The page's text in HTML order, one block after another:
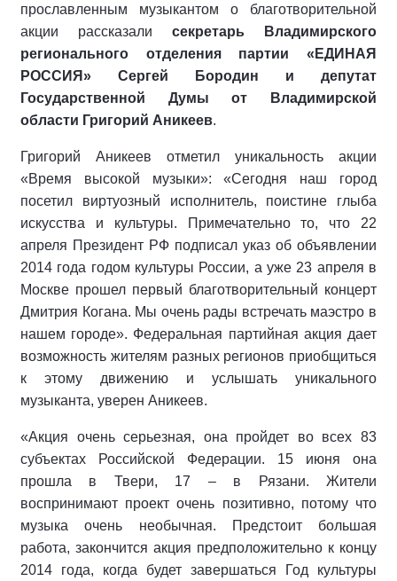
прославленным музыкантом о благотворительной
акции рассказали секретарь Владимирского
регионального отделения партии «ЕДИНАЯ
РОССИЯ» Сергей Бородин и депутат
Государственной Думы от Владимирской
области Григорий Аникеев.
Григорий Аникеев отметил уникальность акции
«Время высокой музыки»: «Сегодня наш город
посетил виртуозный исполнитель, поистине глыба
искусства и культуры. Примечательно то, что 22
апреля Президент РФ подписал указ об объявлении
2014 года годом культуры России, а уже 23 апреля в
Москве прошел первый благотворительный концерт
Дмитрия Когана. Мы очень рады встречать маэстро в
нашем городе». Федеральная партийная акция дает
возможность жителям разных регионов приобщиться
к этому движению и услышать уникального
музыканта, уверен Аникеев.
«Акция очень серьезная, она пройдет во всех 83
субъектах Российской Федерации. 15 июня она
прошла в Твери, 17 – в Рязани. Жители
воспринимают проект очень позитивно, потому что
музыка очень необычная. Предстоит большая
работа, закончится акция предположительно к концу
2014 года, когда будет завершаться Год культуры